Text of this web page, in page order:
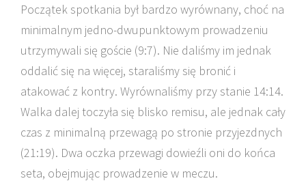
Początek spotkania był bardzo wyrównany, choć na
minimalnym jedno-dwupunktowym prowadzeniu
utrzymywali się goście (9:7). Nie daliśmy im jednak
oddalić się na więcej, staraliśmy się bronić i
atakować z kontry. Wyrównaliśmy przy stanie 14:14.
Walka dalej toczyła się blisko remisu, ale jednak cały
czas z minimalną przewagą po stronie przyjezdnych
(21:19). Dwa oczka przewagi dowieźli oni do końca
seta, obejmując prowadzenie w meczu.